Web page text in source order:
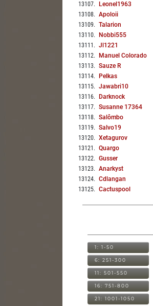
13107. Leonel1963
13108. Apoloii
13109. Talarion
13110. Nobbi555
13111 . Jl1221
13112. Manuel Colorado
13113. Sauze R
13114. Pelkas
13115. Jawabri10
13116. Darknock
13117. Susanne 17364
13118. Salômbo
13119. Salvo19
13120. Xetagurov
13121 . Quargo
13122. Gusser
13123. Anarkyst
13124. Cdlangan
13125. Cactuspool
1: 1-50
6: 251-300
11: 501-550
16: 751-800
21: 1001-1050